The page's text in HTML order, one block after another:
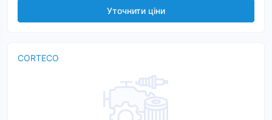
Уточнити ціни
CORTECO